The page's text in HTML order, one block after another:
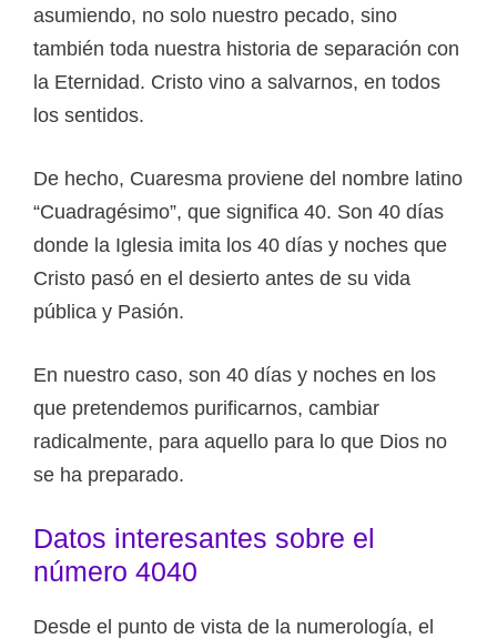
asumiendo, no solo nuestro pecado, sino
también toda nuestra historia de separación con
la Eternidad. Cristo vino a salvarnos, en todos
los sentidos.
De hecho, Cuaresma proviene del nombre latino
“Cuadragésimo”, que significa 40. Son 40 días
donde la Iglesia imita los 40 días y noches que
Cristo pasó en el desierto antes de su vida
pública y Pasión.
En nuestro caso, son 40 días y noches en los
que pretendemos purificarnos, cambiar
radicalmente, para aquello para lo que Dios no
se ha preparado.
Datos interesantes sobre el
número 4040
Desde el punto de vista de la numerología, el